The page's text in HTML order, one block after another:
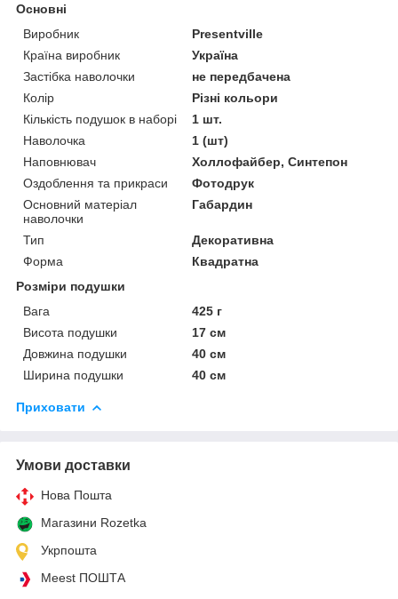
Основні
Виробник
Presentville
Країна виробник
Україна
Застібка наволочки
не передбачена
Колір
Різні кольори
Кількість подушок в наборі
1 шт.
Наволочка
1 (шт)
Наповнювач
Холлофайбер, Синтепон
Оздоблення та прикраси
Фотодрук
Основний матеріал
наволочки
Габардин
Тип
Декоративна
Форма
Квадратна
Розміри подушки
Вага
425 г
Висота подушки
17 см
Довжина подушки
40 см
Ширина подушки
40 см
Приховати
Умови доставки
Нова Пошта
Магазини Rozetka
Укрпошта
Meest ПОШТА